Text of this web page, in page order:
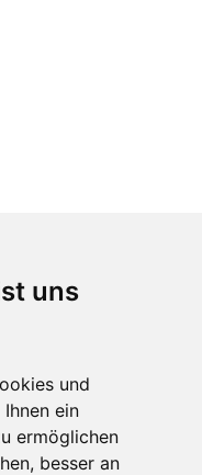
uns
und
ein
ermöglichen
besser an